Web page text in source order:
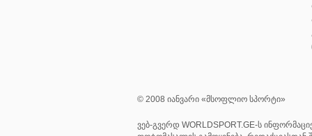
© 2008 იანვარი «მსოფლიო სპორტი»
ვებ-გვერდ WORLDSPORT.GE-ს